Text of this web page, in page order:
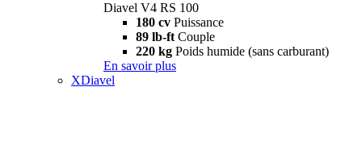
Diavel V4 RS 100
180 cv Puissance
89 lb-ft Couple
220 kg Poids humide (sans carburant)
En savoir plus
XDiavel